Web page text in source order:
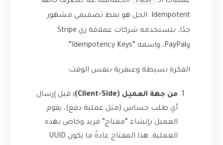
Idempotent. الحل هو نمط تصميمي مشهور
جدًا، بتستخدمه شركات عملاقة زي Stripe
وPayPal، واسمه “Idempotency Keys”.
الفكرة بسيطة وعبقرية بنفس الوقت:
من جهة العميل (Client-Side):
قبل إرسال
أي طلب حساس (مثل عملية دفع)، يقوم
العميل بإنشاء “مفتاح” فريد وخاص بهذه
العملية. هذا المفتاح عادةً ما يكون UUID